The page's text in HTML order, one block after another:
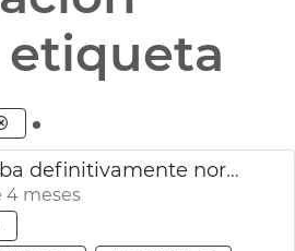
etiqueta
.
El Pleno aprueba definitivamente normativa apartamentos turísticos València
4 meses